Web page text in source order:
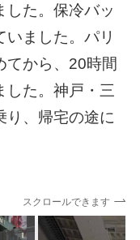
した。保冷バッ
ました。パリ
てから、20時間
した。神戸・三
り、帰宅の途に
スクロールできます